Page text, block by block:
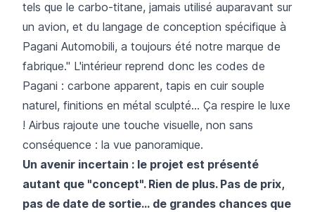
tels que le carbo-titane, jamais utilisé auparavant sur
un avion, et du langage de conception spécifique à
Pagani Automobili, a toujours été notre marque de
fabrique." L'intérieur reprend donc les codes de
Pagani : carbone apparent, tapis en cuir souple
naturel, finitions en métal sculpté... Ça respire le luxe
! Airbus rajoute une touche visuelle, non sans
conséquence : la vue panoramique.
Un avenir incertain : le projet est présenté
autant que "concept". Rien de plus. Pas de prix,
pas de date de sortie... de grandes chances que